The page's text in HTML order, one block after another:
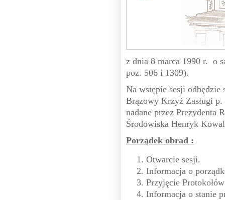
z dnia 8 marca 1990 r. o
poz. 506 i 1309).
Na wstępie sesji odbędzie
Brązowy Krzyż Zasługi
nadane przez Prezydenta
Środowiska Henryk
Porządek obrad :
Otwarcie sesji.
Informacja o
Przyjęcie
Informacja o stanie